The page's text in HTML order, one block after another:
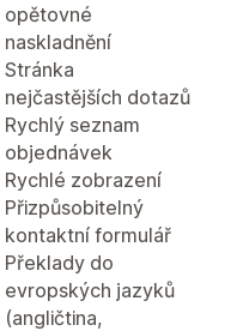
opětovné
naskladnění
Stránka
nejčastějších dotazů
Rychlý seznam
objednávek
Rychlé zobrazení
Přizpůsobitelný
kontaktní formulář
Překlady do
evropských jazyků
(angličtina,